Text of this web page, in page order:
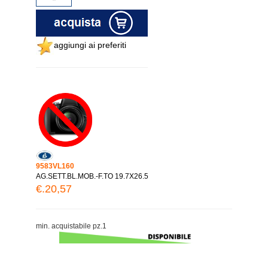
aggiungi ai preferiti
9583VL160
AG.SETT.BL.MOB.-F.TO 19.7X26.5
€.20,57
min. acquistabile pz.1